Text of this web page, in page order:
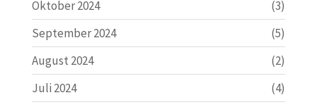
Oktober 2024
(3)
September 2024
(5)
August 2024
(2)
Juli 2024
(4)